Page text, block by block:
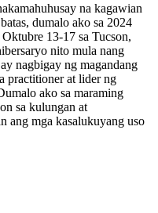
na kagawian
dumalo ako sa 2024
13-17 sa Tucson,
nito mula nang
nagbigay ng magandang
practitioner at lider ng
ako sa maraming
sa kulungan at
ang mga kasalukuyang uso